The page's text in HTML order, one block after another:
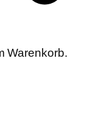
Warenkorb.